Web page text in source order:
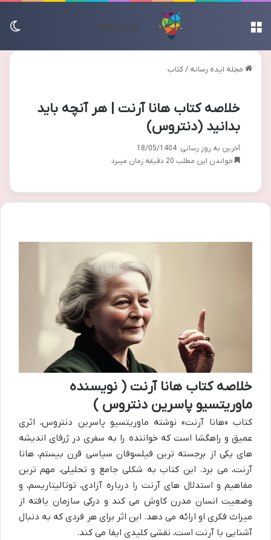
مجله ایده رسانه /کتاب
خلاصه کتاب هانا آرنت | هر آنچه باید
بدانید (دنتروس)
آخرین به روز رسانی: 18/05/1404
خواندن این مطلب 20 دقیقه زمان میبرد
خلاصه کتاب هانا آرنت ( نویسنده
ماوریتسیو پاسرین دنتروس )
کتاب «هانا آرنت» نوشته ماوریتسیو پاسرین دنتروس، اثری
عمیق و راهگشا است که خواننده را به سفری در ژرفای اندیشه
های یکی از برجسته ترین فیلسوفان سیاسی قرن بیستم، هانا
آرنت، می برد. این کتاب به شکلی جامع و تحلیلی، مهم ترین
مفاهیم و استدلال های آرنت را درباره آزادی، توتالیتاریسم، و
وضعیت انسان مدرن کاوش می کند و درکی سازمان یافته از
میراث فکری او ارائه می دهد. این اثر برای هر فردی که به دنبال
آشنایی با آرنت است، نقشی کلیدی ایفا می کند.